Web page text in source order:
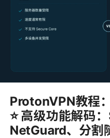
ProtonVPN教程
⭐ 高级功能解码
NetGuard、分割